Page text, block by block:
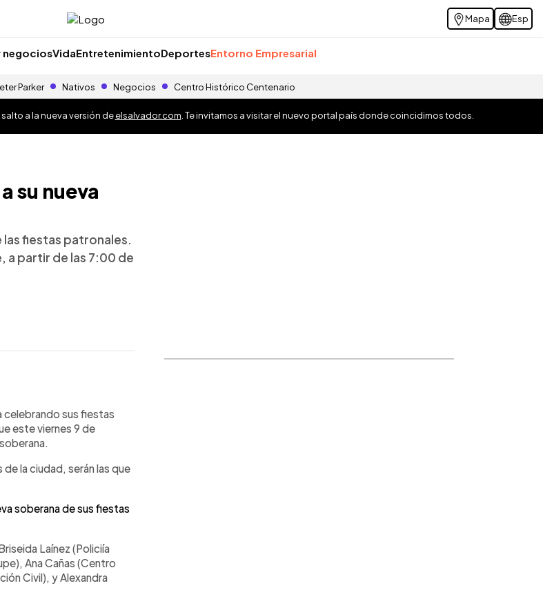
Mapa Esp
negociosVidaEntretenimientoDeportesEntorno Empresarial
Parker Nativos Negocios Centro Histórico Centenario
a la nueva versión deelsalvador.com . Te invitamos a visitar el nuevo portal país donde coincidimos todos.
su nueva
fiestas patronales.
a partir de las 7:00 de
celebrando sus fiestas
este viernes 9 de
la ciudad, serán las que
soberana de sus fiestas
Laínez (Policiía
Ana Cañas (Centro
Civil), y Alexandra